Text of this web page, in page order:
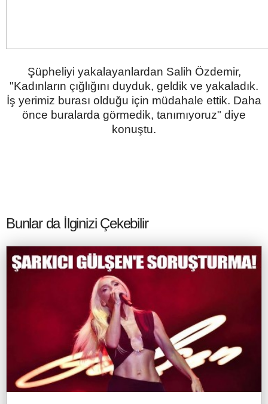
Şüpheliyi yakalayanlardan Salih Özdemir,
"Kadınların çığlığını duyduk, geldik ve yakaladık.
İş yerimiz burası olduğu için müdahale ettik. Daha
önce buralarda görmedik, tanımıyoruz" diye
konuştu.
Bunlar da İlginizi Çekebilir